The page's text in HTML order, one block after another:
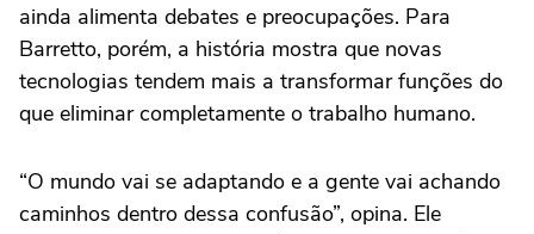
ainda alimenta debates e preocupações. Para
Barretto, porém, a história mostra que novas
tecnologias tendem mais a transformar funções do
que eliminar completamente o trabalho humano.
“O mundo vai se adaptando e a gente vai achando
caminhos dentro dessa confusão”, opina. Ele